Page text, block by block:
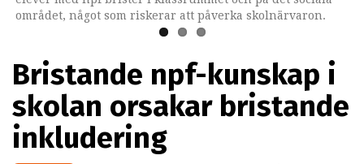
området, något som riskerar att påverka skolnärvaron.
den svenska skolan.
Bristande npf-kunskap i
skolan orsakar bristande
inkludering